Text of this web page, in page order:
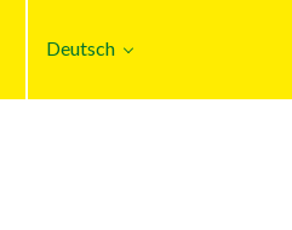
Deutsch